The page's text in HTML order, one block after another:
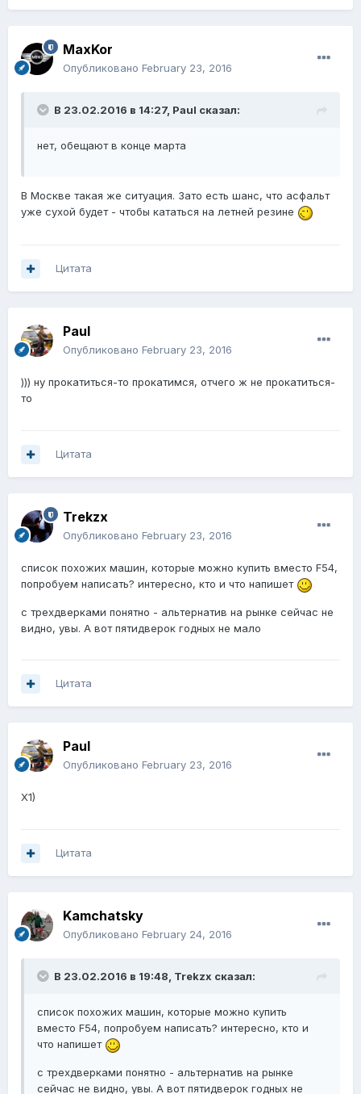
MaxKor
Опубликовано February 23, 2016
В 23.02.2016 в 14:27, Paul сказал:
нет, обещают в конце марта
В Москве такая же ситуация. Зато есть шанс, что асфальт
уже сухой будет - чтобы кататься на летней резине
Цитата
Paul
Опубликовано February 23, 2016
))) ну прокатиться-то прокатимся, отчего ж не прокатиться-
то
Цитата
Trekzx
Опубликовано February 23, 2016
список похожих машин, которые можно купить вместо F54,
попробуем написать? интересно, кто и что напишет
с трехдверками понятно - альтернатив на рынке сейчас не
видно, увы. А вот пятидверок годных не мало
Цитата
Paul
Опубликовано February 23, 2016
X1)
Цитата
Kamchatsky
Опубликовано February 24, 2016
В 23.02.2016 в 19:48, Trekzx сказал:
список похожих машин, которые можно купить
вместо F54, попробуем написать? интересно, кто и
что напишет
с трехдверками понятно - альтернатив на рынке
сейчас не видно, увы. А вот пятидверок годных не